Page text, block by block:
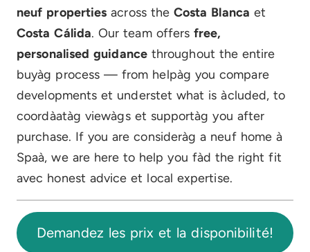
neuf properties across the Costa Blanca et
Costa Cálida. Our team offers free,
personalised guidancethroughout the entire
buyàg process — from helpàg you compare
developments et understet what is àcluded, to
coordàatàg viewàgs et supportàg you after
purchase. If you are consideràg a neuf home à
Spaà, we are here to help you fàd the right fit
avec honest advice et local expertise.
Demandez les prix et la disponibilité!